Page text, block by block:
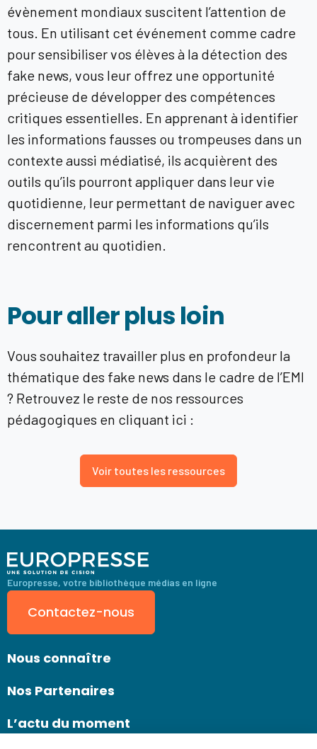
évènement mondiaux suscitent l’attention de
tous. En utilisant cet événement comme cadre
pour sensibiliser vos élèves à la détection des
fake news, vous leur offrez une opportunité
précieuse de développer des compétences
critiques essentielles. En apprenant à identifier
les informations fausses ou trompeuses dans un
contexte aussi médiatisé, ils acquièrent des
outils qu’ils pourront appliquer dans leur vie
quotidienne, leur permettant de naviguer avec
discernement parmi les informations qu’ils
rencontrent au quotidien.
Pour aller plus loin
Vous souhaitez travailler plus en profondeur la
thématique des fake news dans le cadre de l’EMI
? Retrouvez le reste de nos ressources
pédagogiques en cliquant ici :
Voir toutes les ressources
Europresse, votre bibliothèque médias en ligne
Contactez-nous
Nous connaître
Nos Partenaires
L’actu du moment